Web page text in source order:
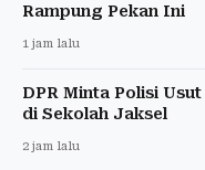
Rampung Pekan Ini
1 jam lalu
DPR Minta Polisi
di Sekolah Jaksel
2 jam lalu